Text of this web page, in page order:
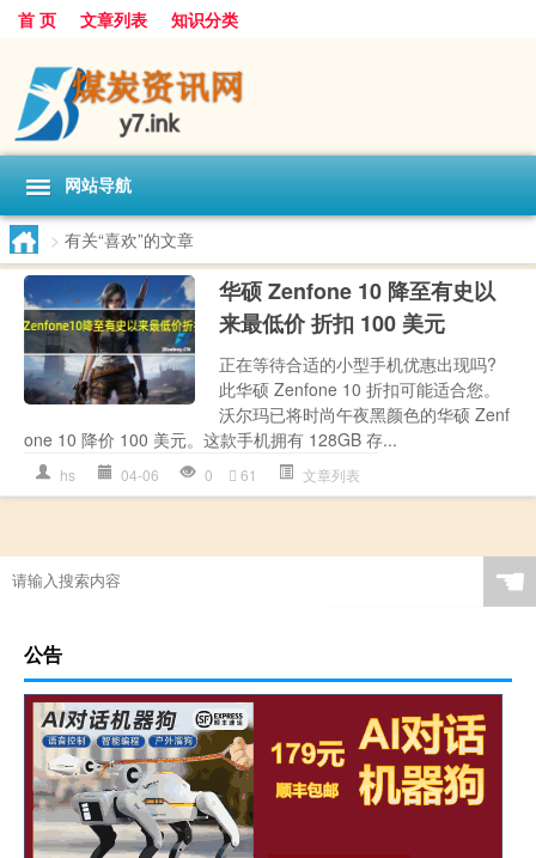
首 页 文章列表 知识分类
网站导航
> 有关“喜欢”的文章
华硕 Zenfone 10 降至有史以
来最低价 折扣 100 美元
正在等待合适的小型手机优惠出现吗?
此华硕 Zenfone 10 折扣可能适合您。
沃尔玛已将时尚午夜黑颜色的华硕 Zenf
one 10 降价 100 美元。这款手机拥有 128GB 存...
hs 04-06 0 61 文章列表
☚
公告